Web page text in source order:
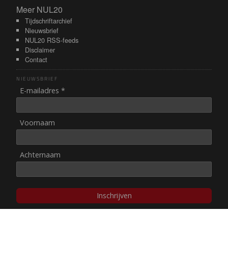
Meer NUL20
Meer NUL20
Tijdschriftarchief
Nieuwsbrief
NUL20 RSS-feeds
Disclaimer
Contact
NIEUWSBRIEF
E-mailadres *
Voornaam
Achternaam
Inschrijven